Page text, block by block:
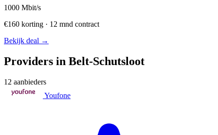
1000 Mbit/s
€160 korting · 12 mnd contract
Bekijk deal →
Providers in Belt-Schutsloot
12 aanbieders
Youfone